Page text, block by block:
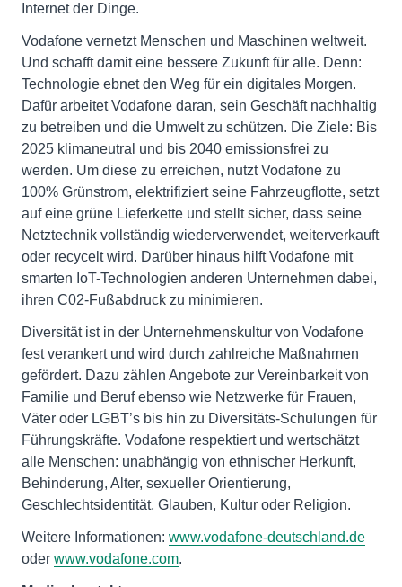
Internet der Dinge.
Vodafone vernetzt Menschen und Maschinen weltweit.
Und schafft damit eine bessere Zukunft für alle. Denn:
Technologie ebnet den Weg für ein digitales Morgen.
Dafür arbeitet Vodafone daran, sein Geschäft nachhaltig
zu betreiben und die Umwelt zu schützen. Die Ziele: Bis
2025 klimaneutral und bis 2040 emissionsfrei zu
werden. Um diese zu erreichen, nutzt Vodafone zu
100% Grünstrom, elektrifiziert seine Fahrzeugflotte, setzt
auf eine grüne Lieferkette und stellt sicher, dass seine
Netztechnik vollständig wiederverwendet, weiterverkauft
oder recycelt wird. Darüber hinaus hilft Vodafone mit
smarten IoT-Technologien anderen Unternehmen dabei,
ihren C02-Fußabdruck zu minimieren.
Diversität ist in der Unternehmenskultur von Vodafone
fest verankert und wird durch zahlreiche Maßnahmen
gefördert. Dazu zählen Angebote zur Vereinbarkeit von
Familie und Beruf ebenso wie Netzwerke für Frauen,
Väter oder LGBT’s bis hin zu Diversitäts-Schulungen für
Führungskräfte. Vodafone respektiert und wertschätzt
alle Menschen: unabhängig von ethnischer Herkunft,
Behinderung, Alter, sexueller Orientierung,
Geschlechtsidentität, Glauben, Kultur oder Religion.
Weitere Informationen: www.vodafone-deutschland.de
oder www.vodafone.com.